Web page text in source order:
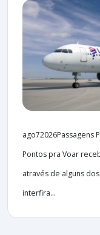
ago72026Passagens
Pontos pra Voar
através de alguns
interfira...